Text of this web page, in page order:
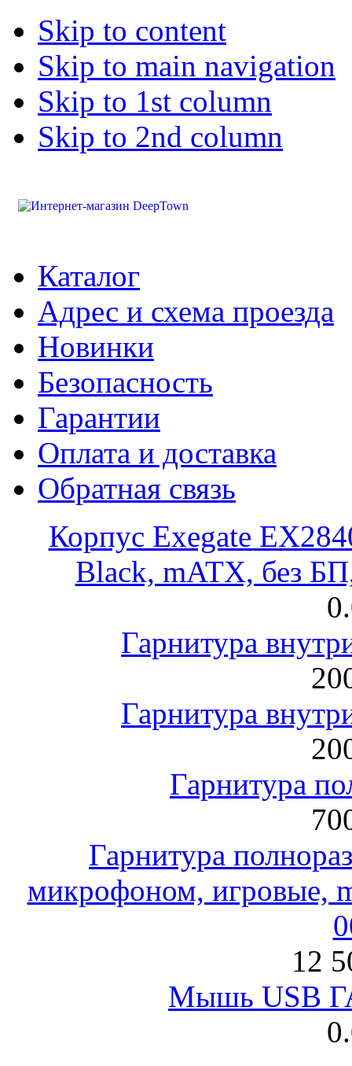
Skip to content
Skip to main navigation
Skip to 1st column
Skip to 2nd column
Каталог
Адрес и схема проезда
Новинки
Безопасность
Гарантии
Оплата и доставка
Обратная связь
Корпус Exegate
Black, mATX, без
Гарнитура
Гарнитура
Гарнитура
Гарнитура
микрофоном, игровые,
12
Мышь USB